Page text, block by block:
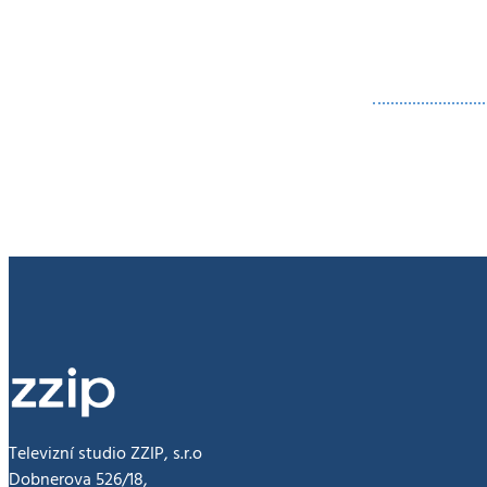
Televizní studio ZZIP, s.r.o
Dobnerova 526/18,